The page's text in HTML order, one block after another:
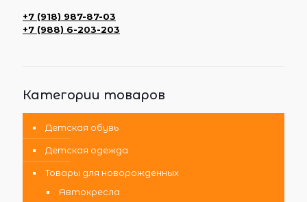
+7 (918) 987-87-03
+7 (988) 6-203-203
Категории товаров
Детская обувь
Детская одежда
Товары для новорожденных
Автокресла